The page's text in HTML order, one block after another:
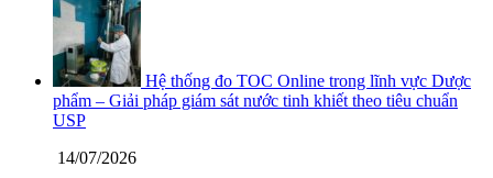
Hệ thống đo TOC Online trong lĩnh vực Dược
phẩm – Giải pháp giám sát nước tinh khiết theo tiêu chuẩn
USP
14/07/2026